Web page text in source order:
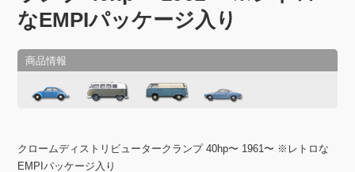
なEMPIパッケージ入り
クロームディストリビュータークランプ 40hp〜 1961〜 ※レトロな
EMPIパッケージ入り